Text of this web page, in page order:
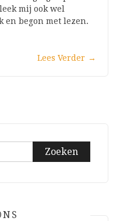
mij ook wel
en begon met lezen.
Lees Verder →